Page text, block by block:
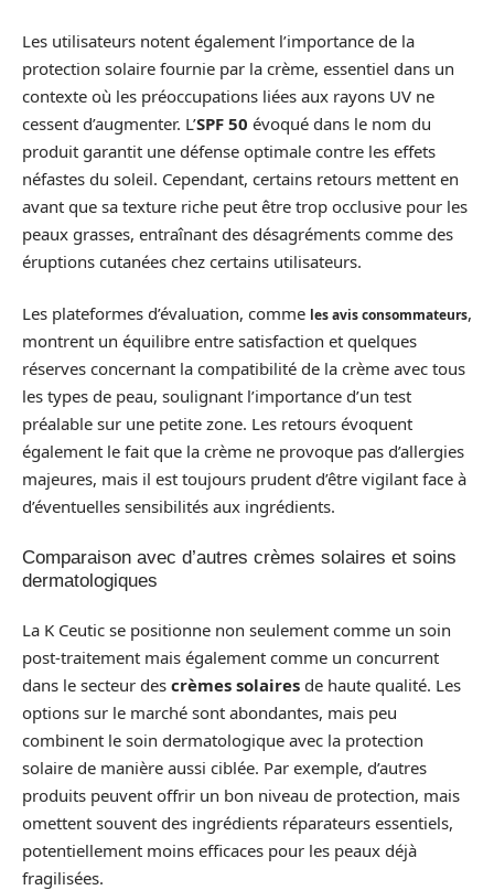
Les utilisateurs notent également l’importance de la
protection solaire fournie par la crème, essentiel dans un
contexte où les préoccupations liées aux rayons UV ne
cessent d’augmenter. L’SPF 50 évoqué dans le nom du
produit garantit une défense optimale contre les effets
néfastes du soleil. Cependant, certains retours mettent en
avant que sa texture riche peut être trop occlusive pour les
peaux grasses, entraînant des désagréments comme des
éruptions cutanées chez certains utilisateurs.
Les plateformes d’évaluation, comme les avis consommateurs,
montrent un équilibre entre satisfaction et quelques
réserves concernant la compatibilité de la crème avec tous
les types de peau, soulignant l’importance d’un test
préalable sur une petite zone. Les retours évoquent
également le fait que la crème ne provoque pas d’allergies
majeures, mais il est toujours prudent d’être vigilant face à
d’éventuelles sensibilités aux ingrédients.
Comparaison avec d’autres crèmes solaires et soins
dermatologiques
La K Ceutic se positionne non seulement comme un soin
post-traitement mais également comme un concurrent
dans le secteur des crèmes solaires de haute qualité. Les
options sur le marché sont abondantes, mais peu
combinent le soin dermatologique avec la protection
solaire de manière aussi ciblée. Par exemple, d’autres
produits peuvent offrir un bon niveau de protection, mais
omettent souvent des ingrédients réparateurs essentiels,
potentiellement moins efficaces pour les peaux déjà
fragilisées.